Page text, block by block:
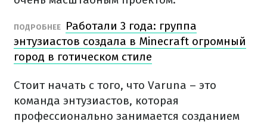
ПОДРОБНЕЕ
Работали 3 года: группа
энтузиастов создала в Minecraft огромный
город в готическом стиле
Стоит начать с того, что Varuna – это
команда энтузиастов, которая
профессионально занимается созданием